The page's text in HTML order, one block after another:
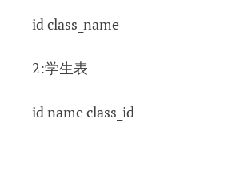
id class_name
2:学生表
id name class_id